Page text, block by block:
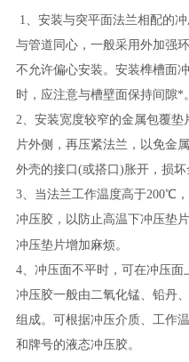
1、安装与突平面法兰相配的
与管道同心，一般采用外加强
不允许偏心安装。安装榫槽面
时，应注意与槽壁面保持间隙*。
2、安装宽度较窄的金属包覆
片外侧，再压紧法兰，以免金
外壳的接口(或搭口)胀开，损坏
3、当法兰工作温度高于200℃
冲压胶，以防止高温下冲压垫
冲压垫片增加麻烦。
4、冲压面不平时，可在冲压面
冲压胶一般由二氧化锰、铅丹
组成。可根据冲压介质、工作
和牌号的液态冲压胶。